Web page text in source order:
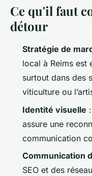
Ce qu'il faut
détour
Stratégie de
local à Reims est
surtout dans des
viticulture ou
Identité visuelle
assure une
communication
Communication
SEO et des